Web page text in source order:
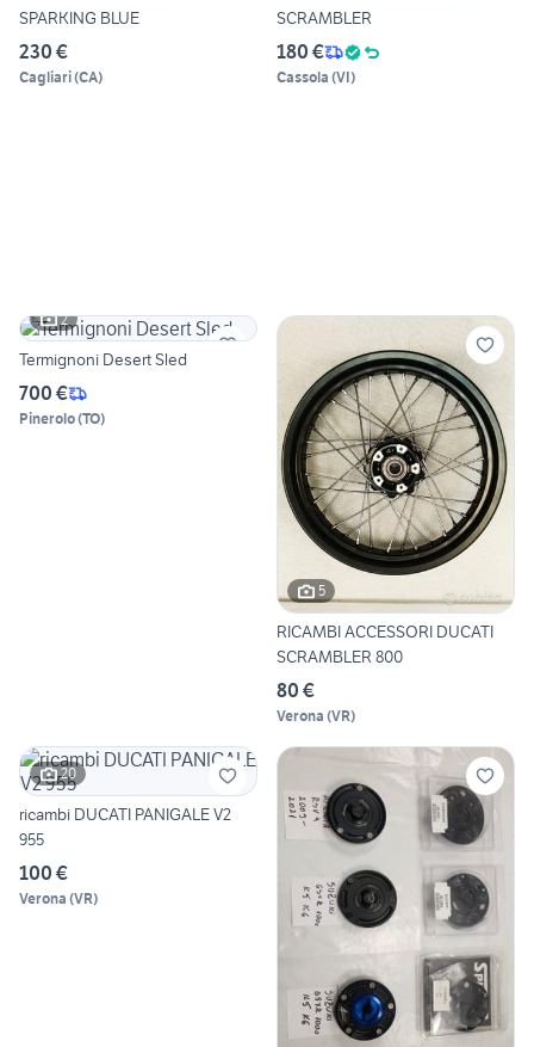
SPARKING BLUE
230 €
Cagliari(CA)
SCRAMBLER
180 €
Cassola (VI)
2
Termignoni Desert Sled
700 €
Pinerolo(TO)
5
RICAMBI ACCESSORI DUCATI
SCRAMBLER 800
80 €
Verona (VR)
20
ricambi DUCATI PANIGALE V2
955
100 €
Verona (VR)